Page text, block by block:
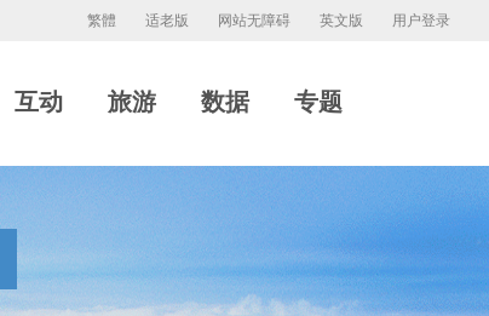
用户登录
英文版
网站无障碍
适老版
繁體
互动 旅游 数据 专题